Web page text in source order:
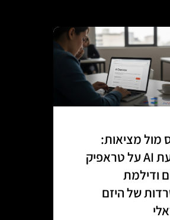
מול מציאות:
השפעת AI על טראפיק
ודילמת
של היזם